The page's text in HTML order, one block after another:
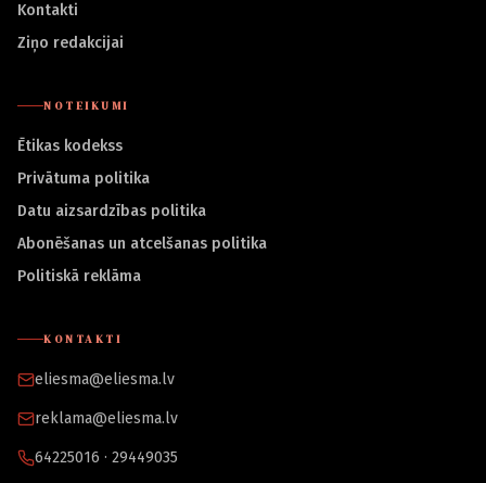
Kontakti
Ziņo redakcijai
NOTEIKUMI
Ētikas kodekss
Privātuma politika
Datu aizsardzības politika
Abonēšanas un atcelšanas politika
Politiskā reklāma
KONTAKTI
eliesma@eliesma.lv
reklama@eliesma.lv
64225016 · 29449035